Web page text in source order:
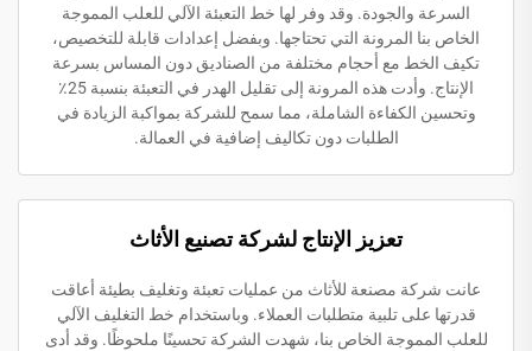
السرعة والجودة. وقد وفر لها خط التعبئة الآلي للعلب المموجة
الخاص بنا المرونة التي تحتاجها. وبفضل إعدادات قابلة للتخصيص،
تكيف الخط مع أحجام مختلفة من الصناديق دون المساس بسرعة
الإنتاج. وأدت هذه المرونة إلى تقليل الهدر في التعبئة بنسبة 25٪
وتحسين الكفاءة الشاملة، مما سمح للشركة بمواكبة الزيادة في
الطلبات دون تكاليف إضافية في العمالة.
تعزيز الإنتاج لشركة تصنيع الأثاث
عانت شركة مصنعة للأثاث من عمليات تعبئة وتغليف بطيئة أعاقت
قدرتها على تلبية متطلبات العملاء. وباستخدام خط التغليف الآلي
للعلب المموجة الخاص بنا، شهدت الشركة تحسينًا ملحوظًا. وقد أدى